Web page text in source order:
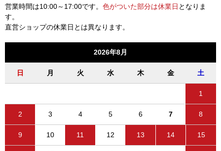
営業時間は10:00～17:00です。 色がついた部分は休業日 となりま
す。
直営ショップの休業日とは異なります。
2026年8月
日 月 火 水 木 金 土
1
2 3 4 5 6 7 8
9 10 11 12 13 14 15